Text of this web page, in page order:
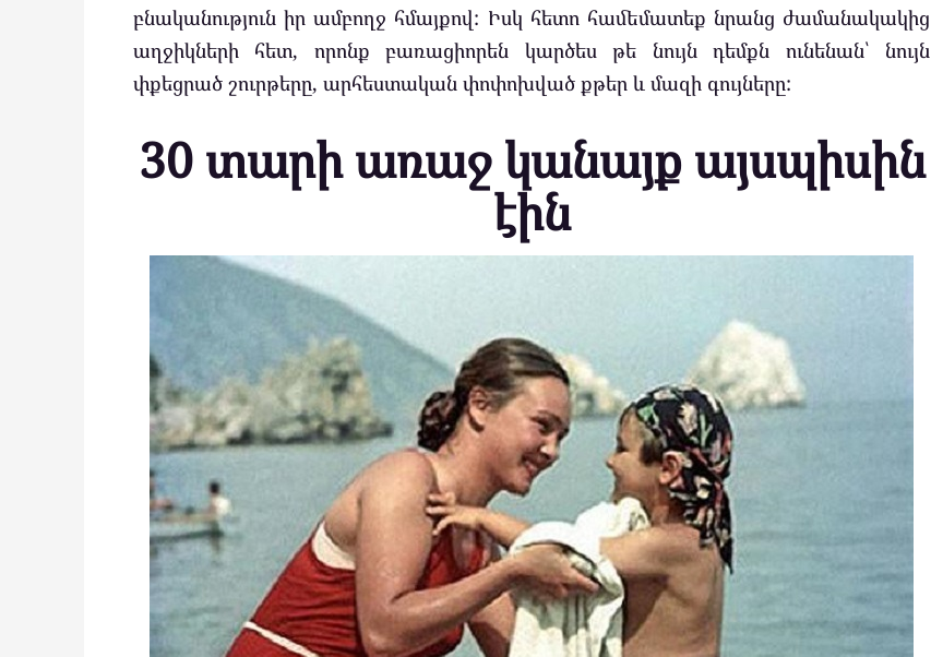
բնականություն իր ամբողջ հմայքով: Իսկ հետո համեմատեք նրանց ժամանակակից
աղջիկների հետ, որոնք բառացիորեն կարծես թե նույն դեմքն ունենան՝ նույն
փքեցրած շուրթերը, արհեստական փոփոխված քթեր և մազի գույները:
30 տարի առաջ կանայք այսպիսին
էին